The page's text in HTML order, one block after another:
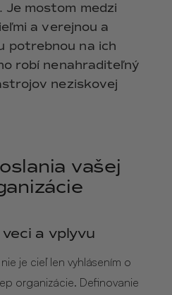
Je mostom medzi
a verejnou a
potrebnou na ich
robí nenahraditeľný
neziskovej
vašej
a vplyvu
je cieľ len vyhlásením o
organizácie. Definovanie